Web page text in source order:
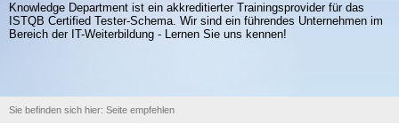
Knowledge Department ist ein akkreditierter Trainingsprovider für das
ISTQB Certified Tester-Schema. Wir sind ein führendes Unternehmen im
Bereich der IT-Weiterbildung - Lernen Sie uns kennen!
Sie befinden sich hier: Seite empfehlen